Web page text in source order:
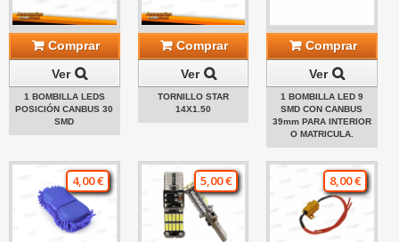
Comprar
Ver
1 BOMBILLA LEDS
POSICIÓN CANBUS 30
SMD
Comprar
Ver
TORNILLO STAR
14X1.50
Comprar
Ver
1 BOMBILLA LED 9
SMD CON CANBUS
39mm PARA INTERIOR
O MATRICULA.
4,00 € 5,00 € 8,00 €